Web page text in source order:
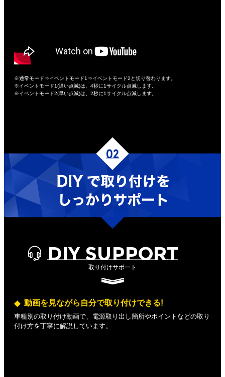
※通常モード⇒イベントモード1⇒イベントモード2と切り替わります。
※イベントモード1(遅い点滅)は、4秒に1サイクル点滅します。
※イベントモード2(早い点滅)は、2秒に1サイクル点滅します。
DIY SUPPORT
取り付けサポート
動画を見ながら自分で取り付けできる!
車種別の取り付け動画で、電源取り出し箇所やポイントなどの取り
付け方を丁寧に解説しています。